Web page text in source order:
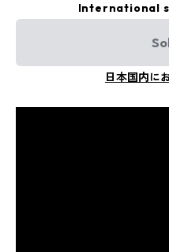
International
日本国内に